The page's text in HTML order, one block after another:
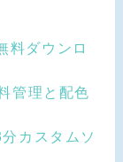
ダウンロ
管理と配色
カスタムソ